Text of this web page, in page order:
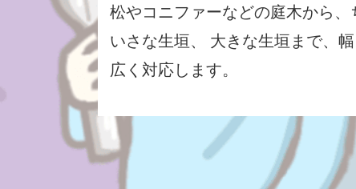
松やコニファーなどの庭木から、
いさな生垣、 大きな生垣まで、幅
広く対応します。